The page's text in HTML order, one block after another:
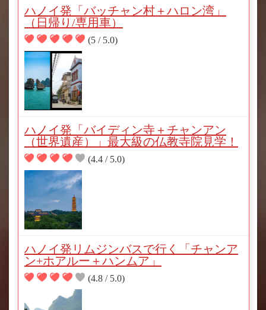
ハノイ発「バッチャン村＋ハロン湾」
（日帰り/専用車）
(5 / 5.0)
ハノイ発「バイディン寺＋チャンアン
（世界遺産）」最大級の仏教寺院見学！
(4.4 / 5.0)
ハノイ発リムジンバスで行く「チャンア
ン+ホアルー＋ハンムア」
(4.8 / 5.0)